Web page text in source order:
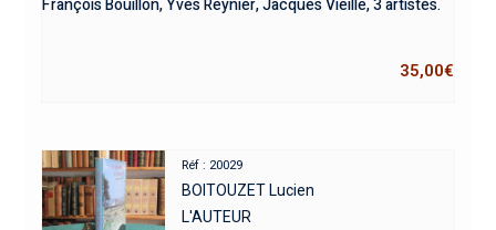
François Bouillon, Yves Reynier, Jacques Vieille, 3 artistes.
35,00€
Réf : 20029
BOITOUZET Lucien
L'AUTEUR